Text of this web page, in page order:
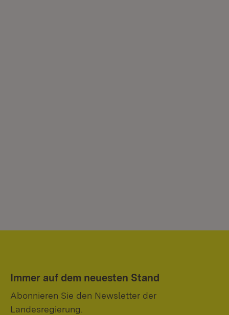
Immer auf dem neuesten Stand
Abonnieren Sie den Newsletter der
Landesregierung.